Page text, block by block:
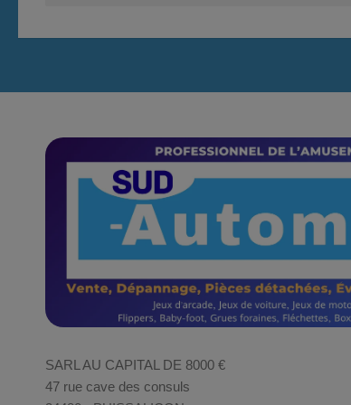
SARL AU CAPITAL DE 8000 €
47 rue cave des consuls